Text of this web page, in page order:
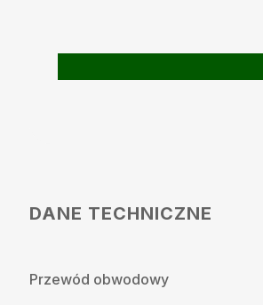
DANE TECHNICZNE
Przewód obwodowy